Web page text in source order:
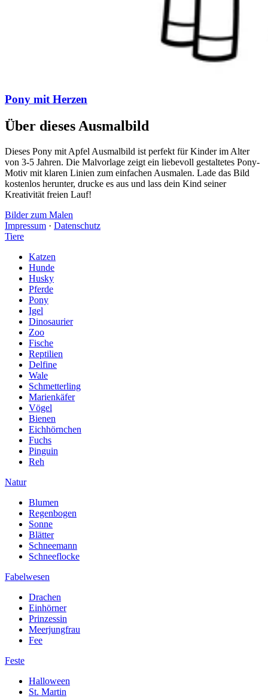
Pony mit Herzen
Über dieses Ausmalbild
Dieses Pony mit Apfel Ausmalbild ist perfekt für Kinder im Alter
von 3-5 Jahren. Die Malvorlage zeigt ein liebevoll gestaltetes Pony-
Motiv mit klaren Linien zum einfachen Ausmalen. Lade das Bild
kostenlos herunter, drucke es aus und lass dein Kind seiner
Kreativität freien Lauf!
Bilder zum Malen
Impressum · Datenschutz
Tiere
Katzen
Hunde
Husky
Pferde
Pony
Igel
Dinosaurier
Zoo
Fische
Reptilien
Delfine
Wale
Schmetterling
Marienkäfer
Vögel
Bienen
Eichhörnchen
Fuchs
Pinguin
Reh
Natur
Blumen
Regenbogen
Sonne
Blätter
Schneemann
Schneeflocke
Fabelwesen
Drachen
Einhörner
Prinzessin
Meerjungfrau
Fee
Feste
Halloween
St. Martin